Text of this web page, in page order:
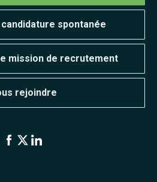
spontanée
mission de recrutement
rejoindre